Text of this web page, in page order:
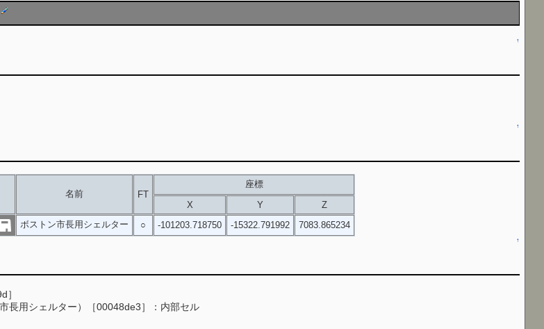
↑
↑
名前 FT
座標
X
Y
Z
ボストン市長用シェルター
○ -101203.718750 -15322.791992 7083.865234
↑
］
長用シェルター）［00048de3］：内部セル